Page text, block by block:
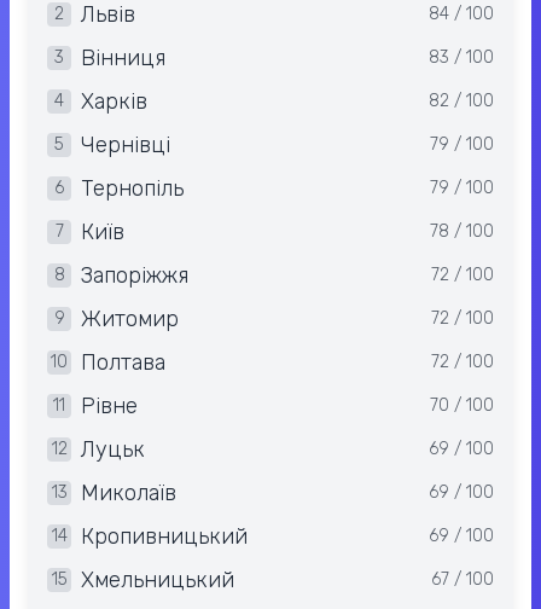
2 Львів 84 / 100
3 Вінниця 83 / 100
4 Харків 82 / 100
5 Чернівці 79 / 100
6 Тернопіль 79 / 100
7 Київ 78 / 100
8 Запоріжжя 72 / 100
9 Житомир 72 / 100
10 Полтава 72 / 100
11 Рівне 70 / 100
12 Луцьк 69 / 100
13 Миколаїв 69 / 100
14 Кропивницький 69 / 100
15 Хмельницький 67 / 100